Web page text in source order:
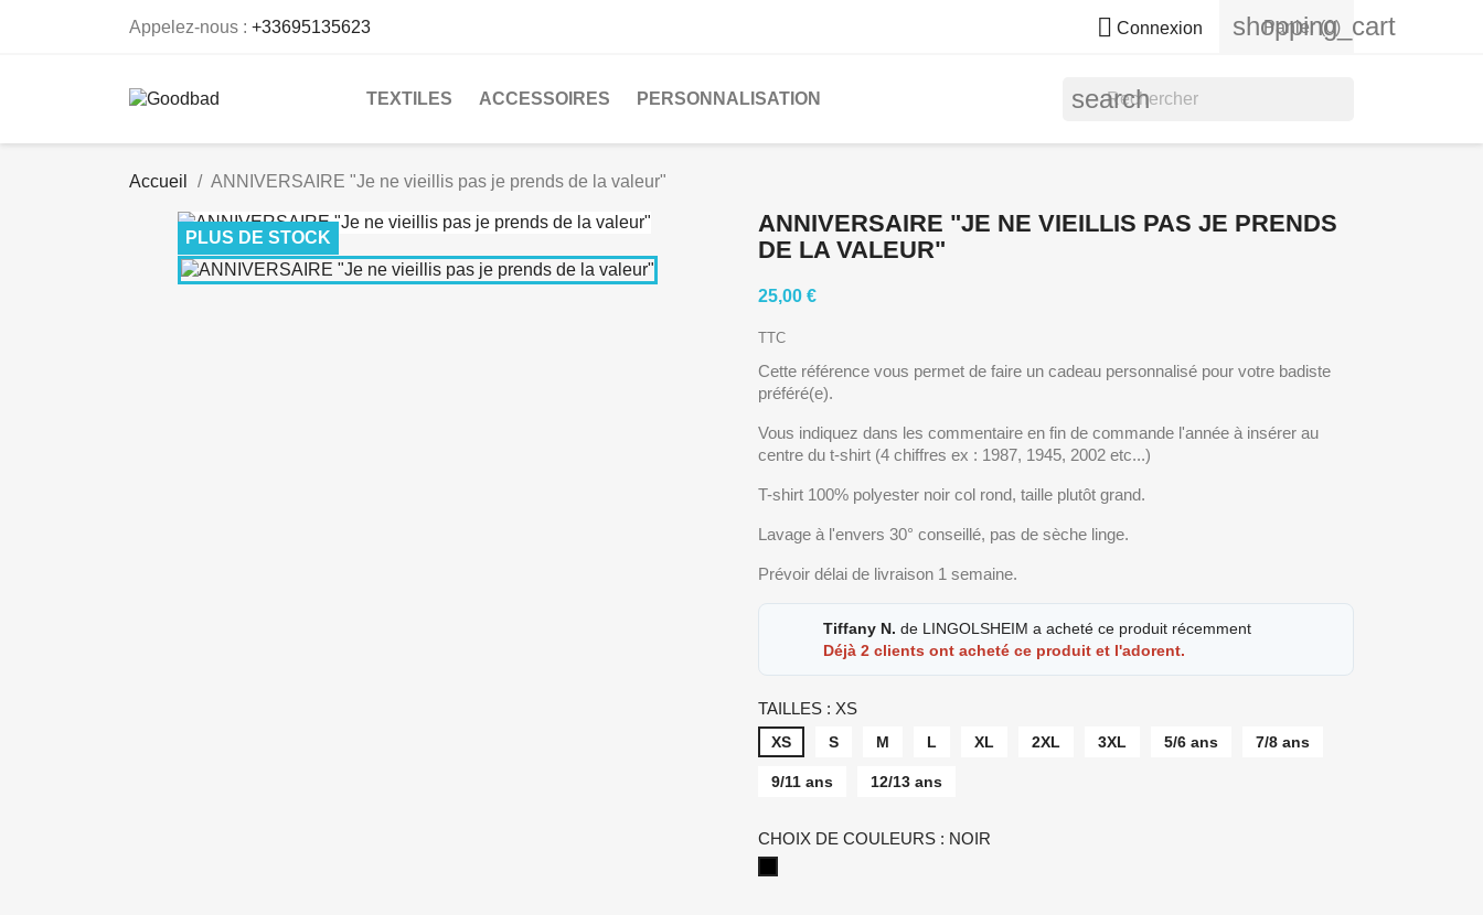
Appelez-nous : +33695135623  Connexion shopping_cart
Panier (0)
TEXTILES ACCESSOIRES PERSONNALISATION search
Accueil ANNIVERSAIRE "Je ne vieillis pas je prends de la valeur"
PLUS DE STOCK
ANNIVERSAIRE "JE NE VIEILLIS PAS JE PRENDS
DE LA VALEUR"
25,00 €
TTC
Cette référence vous permet de faire un cadeau personnalisé pour votre badiste
préféré(e).
Vous indiquez dans les commentaire en fin de commande l'année à insérer au
centre du t-shirt (4 chiffres ex : 1987, 1945, 2002 etc...)
T-shirt 100% polyester noir col rond, taille plutôt grand.
Lavage à l'envers 30° conseillé, pas de sèche linge.
Prévoir délai de livraison 1 semaine.
Tiffany N. de LINGOLSHEIM a acheté ce produit récemment
Déjà 2 clients ont acheté ce produit et l'adorent.
TAILLES : XS
XS S M L XL 2XL 3XL 5/6 ans 7/8 ans
9/11 ans 12/13 ans
CHOIX DE COULEURS : NOIR